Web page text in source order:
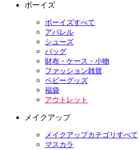
ボーイズ
ボーイズすべて
アパレル
シューズ
バッグ
財布・ケース・小物
ファッション雑貨
ベビーグッズ
福袋
アウトレット
メイクアップ
メイクアップカテゴリすべて
マスカラ